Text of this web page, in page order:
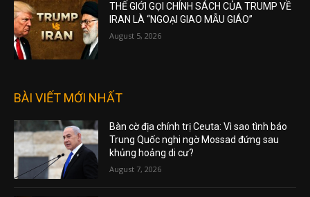
THẾ GIỚI GỌI CHÍNH SÁCH CỦA TRUMP VỀ
IRAN LÀ “NGOẠI GIAO MẪU GIÁO”
August 5, 2026
BÀI VIẾT MỚI NHẤT
Bàn cờ địa chính trị Ceuta: Vì sao tình báo
Trung Quốc nghi ngờ Mossad đứng sau
khủng hoảng di cư?
August 7, 2026